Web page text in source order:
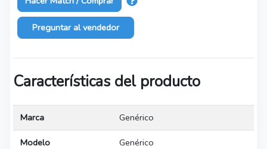
Preguntar al vendedor
Características del producto
Marca Genérico
Modelo Genérico